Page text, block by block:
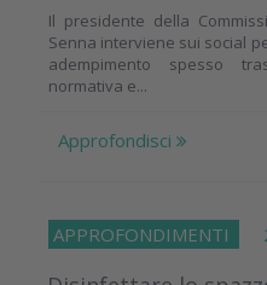
Il presidente della
Senna interviene sui social
adempimento spesso
normativa e...
Approfondisci
APPROFONDIMENTI